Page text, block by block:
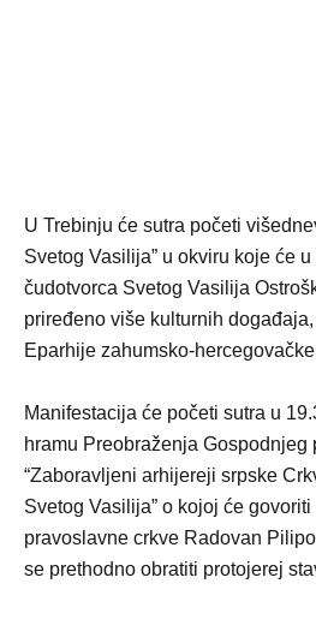
U Trebinju će sutra početi
Svetog Vasilija” u okviru koje će
čudotvorca Svetog Vasilija
priređeno više kulturnih
Eparhije zahumsko-
Manifestacija će početi sutra u
hramu Preobraženja Gospodnjeg
“Zaboravljeni arhijereji srpske
Svetog Vasilija” o kojoj će
pravoslavne crkve Radovan
se prethodno obratiti protojerej